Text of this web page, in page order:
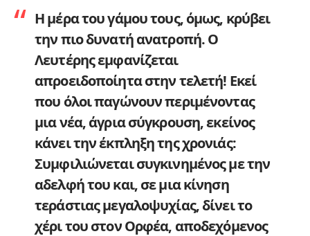
Η μέρα του γάμου τους, όμως, κρύβει
την πιο δυνατή ανατροπή. Ο
Λευτέρης εμφανίζεται
απροειδοποίητα στην τελετή! Εκεί
που όλοι παγώνουν περιμένοντας
μια νέα, άγριασύγκρουση, εκείνος
κάνει την έκπληξη της χρονιάς:
Συμφιλιώνεται συγκινημένος με την
αδελφή του και, σε μια κίνηση
τεράστιας μεγαλοψυχίας, δίνει το
χέρι του στον Ορφέα, αποδεχόμενος